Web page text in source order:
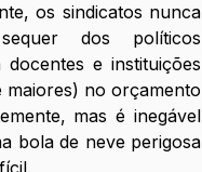
os sindicatos nunca
dos políticos
e instituições
maiores) no orçamento
mas é inegável
bola de neve perigosa